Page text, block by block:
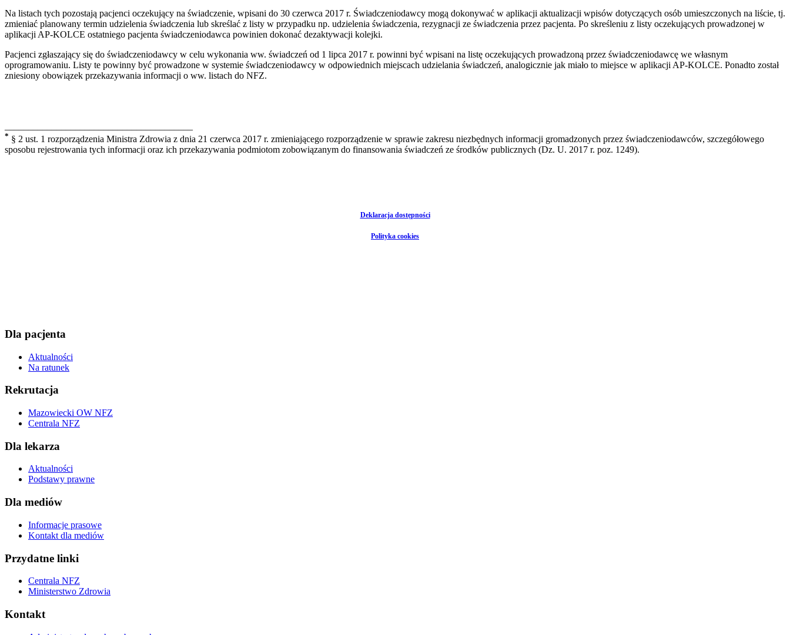
Na listach tych pozostają pacjenci oczekujący na świadczenie, wpisani do 30 czerwca 2017 r. Świadczeniodawcy mogą dokonywać w aplikacji aktualizacji wpisów dotyczących osób umieszczonych na liście, tj.
zmieniać planowany termin udzielenia świadczenia lub skreślać z listy w przypadku np. udzielenia świadczenia, rezygnacji ze świadczenia przez pacjenta. Po skreśleniu z listy oczekujących prowadzonej w
aplikacji AP-KOLCE ostatniego pacjenta świadczeniodawca powinien dokonać dezaktywacji kolejki.
Pacjenci zgłaszający się do świadczeniodawcy w celu wykonania ww. świadczeń od 1 lipca 2017 r. powinni być wpisani na listę oczekujących prowadzoną przez świadczeniodawcę we własnym
oprogramowaniu. Listy te powinny być prowadzone w systemie świadczeniodawcy w odpowiednich miejscach udzielania świadczeń, analogicznie jak miało to miejsce w aplikacji AP-KOLCE. Ponadto został
zniesiony obowiązek przekazywania informacji o ww. listach do NFZ.
* § 2 ust. 1 rozporządzenia Ministra Zdrowia z dnia 21 czerwca 2017 r. zmieniającego rozporządzenie w sprawie zakresu niezbędnych informacji gromadzonych przez świadczeniodawców, szczegółowego
sposobu rejestrowania tych informacji oraz ich przekazywania podmiotom zobowiązanym do finansowania świadczeń ze środków publicznych (Dz. U. 2017 r. poz. 1249).
Deklaracja dostępności
Polityka cookies
Dla pacjenta
Aktualności
Na ratunek
Rekrutacja
Mazowiecki OW NFZ
Centrala NFZ
Dla lekarza
Aktualności
Podstawy prawne
Dla mediów
Informacje prasowe
Kontakt dla mediów
Przydatne linki
Centrala NFZ
Ministerstwo Zdrowia
Kontakt